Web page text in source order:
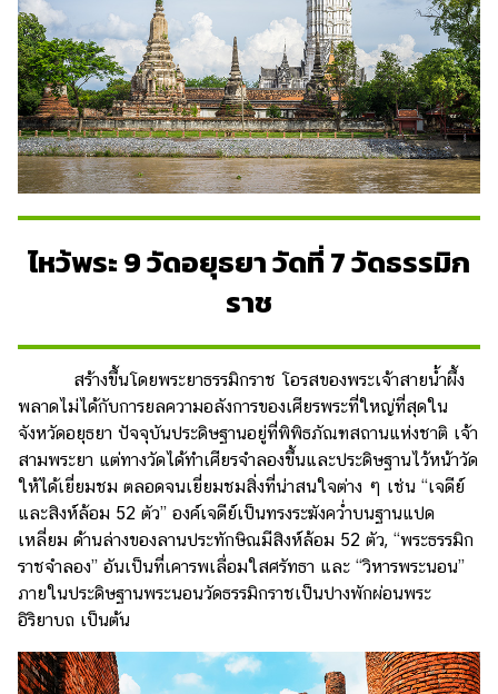
ไหว้พระ 9 วัดอยุธยา วัดที่ 7 วัดธรรมิก
ราช
สร้างขึ้นโดยพระยาธรรมิกราช โอรสของพระเจ้าสายน้ำผึ้ง
พลาดไม่ได้กับการยลความอลังการของเศียรพระที่ใหญ่ที่สุดใน
จังหวัดอยุธยา ปัจจุบันประดิษฐานอยู่ที่พิพิธภัณฑสถานแห่งชาติ เจ้า
สามพระยา แต่ทางวัดได้ทำเศียรจำลองขึ้นและประดิษฐานไว้หน้าวัด
ให้ได้เยี่ยมชม ตลอดจนเยี่ยมชมสิ่งที่น่าสนใจต่าง ๆ เช่น “เจดีย์
และสิงห์ล้อม 52 ตัว” องค์เจดีย์เป็นทรงระฆังคว่ำบนฐานแปด
เหลี่ยม ด้านล่างของลานประทักษิณมีสิงห์ล้อม 52 ตัว, “พระธรรมิก
ราชจำลอง” อันเป็นที่เคารพเลื่อมใสศรัทธา และ “วิหารพระนอน”
ภายในประดิษฐานพระนอนวัดธรรมิกราชเป็นปางพักผ่อนพระ
อิริยาบถ เป็นต้น